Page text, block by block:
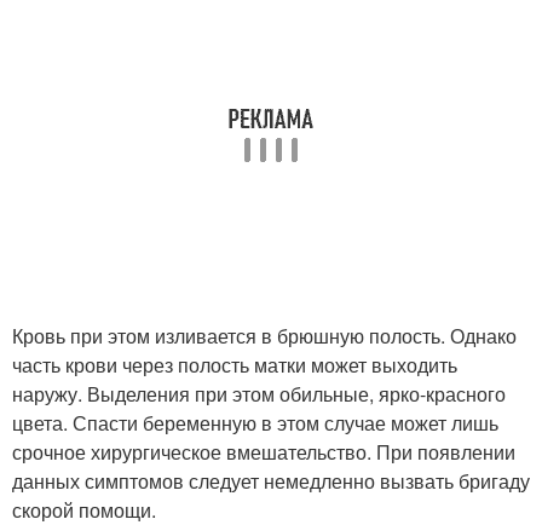
Кровь при этом изливается в брюшную полость. Однако
часть крови через полость матки может выходить
наружу. Выделения при этом обильные, ярко-красного
цвета. Спасти беременную в этом случае может лишь
срочное хирургическое вмешательство. При появлении
данных симптомов следует немедленно вызвать бригаду
скорой помощи.